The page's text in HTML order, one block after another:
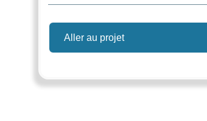
Aller au projet